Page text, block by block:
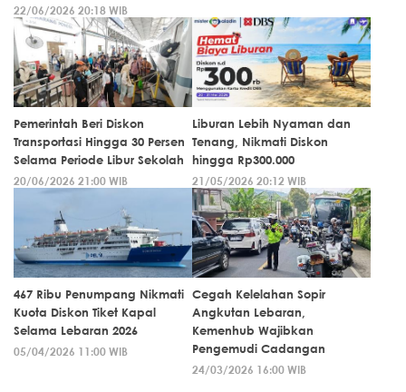
22/06/2026 20:18 WIB
Pemerintah Beri Diskon
Transportasi Hingga 30 Persen
Selama Periode Libur Sekolah
20/06/2026 21:00 WIB
Liburan Lebih Nyaman dan
Tenang, Nikmati Diskon
hingga Rp300.000
21/05/2026 20:12 WIB
467 Ribu Penumpang Nikmati
Kuota Diskon Tiket Kapal
Selama Lebaran 2026
05/04/2026 11:00 WIB
Cegah Kelelahan Sopir
Angkutan Lebaran,
Kemenhub Wajibkan
Pengemudi Cadangan
24/03/2026 16:00 WIB